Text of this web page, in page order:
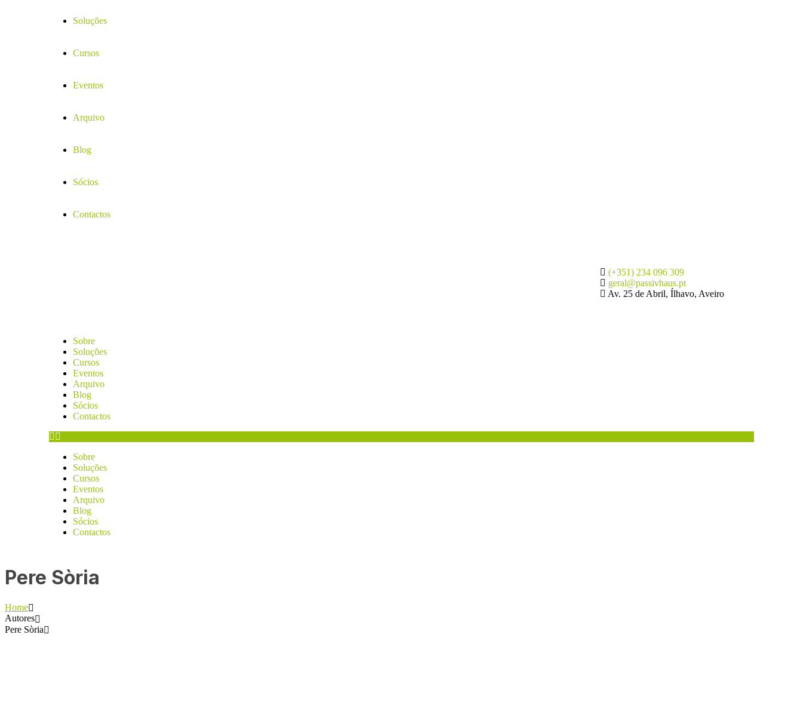
Soluções
Cursos
Eventos
Arquivo
Blog
Sócios
Contactos
(+351) 234 096 309
geral@passivhaus.pt
Av. 25 de Abril, Ílhavo, Aveiro
Sobre
Soluções
Cursos
Eventos
Arquivo
Blog
Sócios
Contactos
Sobre
Soluções
Cursos
Eventos
Arquivo
Blog
Sócios
Contactos
Pere Sòria
Home
Autores
Pere Sòria